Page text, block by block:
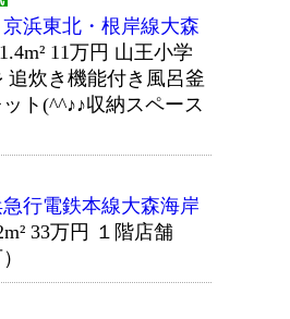
京浜東北・根岸線大森
11万円 山王小学
炊き機能付き風呂釜
ト(^^♪♪収納スペース
行電鉄本線大森海岸
33万円 １階店舗